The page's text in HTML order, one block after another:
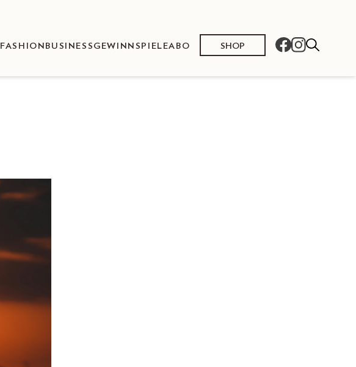
FASHION BUSINESS GEWINNSPIELEABO SHOP